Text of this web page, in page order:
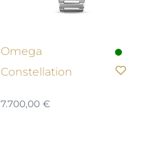
Omega
Constellation
7.700,00 €